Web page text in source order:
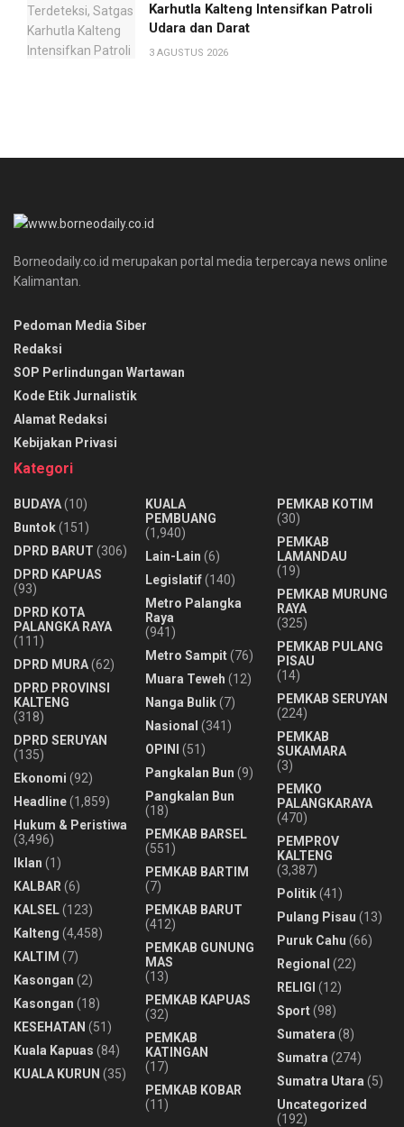
Karhutla Kalteng Intensifkan Patroli
Udara dan Darat
3 AGUSTUS 2026
Borneodaily.co.id merupakan portal media terpercaya news online
Kalimantan.
Pedoman Media Siber
Redaksi
SOP Perlindungan Wartawan
Kode Etik Jurnalistik
Alamat Redaksi
Kebijakan Privasi
Kategori
BUDAYA(10)
Buntok(151)
DPRD BARUT (306)
DPRD KAPUAS
(93)
DPRD KOTA
PALANGKA RAYA
(111)
DPRD MURA(62)
DPRD PROVINSI
KALTENG
(318)
DPRD SERUYAN
(135)
Ekonomi (92)
Headline(1,859)
Hukum & Peristiwa
(3,496)
Iklan (1)
KALBAR (6)
KALSEL(123)
Kalteng (4,458)
KALTIM (7)
Kasongan (2)
Kasongan (18)
KESEHATAN (51)
Kuala Kapuas (84)
KUALA KURUN (35)
KUALA
PEMBUANG
(1,940)
Lain-Lain (6)
Legislatif(140)
Metro Palangka
Raya
(941)
Metro Sampit(76)
Muara Teweh (12)
Nanga Bulik(7)
Nasional (341)
OPINI (51)
Pangkalan Bun (9)
Pangkalan Bun
(18)
PEMKAB BARSEL
(551)
PEMKAB BARTIM
(7)
PEMKAB BARUT
(412)
PEMKAB GUNUNG
MAS
(13)
PEMKAB KAPUAS
(32)
PEMKAB
KATINGAN
(17)
PEMKAB KOBAR
(11)
PEMKAB KOTIM
(30)
PEMKAB
LAMANDAU
(19)
PEMKAB MURUNG
RAYA
(325)
PEMKAB PULANG
PISAU
(14)
PEMKAB SERUYAN
(224)
PEMKAB
SUKAMARA
(3)
PEMKO
PALANGKARAYA
(470)
PEMPROV
KALTENG
(3,387)
Politik(41)
Pulang Pisau (13)
Puruk Cahu (66)
Regional (22)
RELIGI (12)
Sport(98)
Sumatera (8)
Sumatra (274)
Sumatra Utara (5)
Uncategorized
(192)